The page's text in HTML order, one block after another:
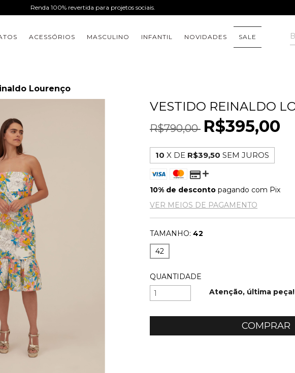
Renda 100% revertida para projetos sociais.
ACESSÓRIOS MASCULINO INFANTIL NOVIDADES SALE
Lourenço
VESTIDO REINALDO
R$790,00 R$395,00
10 X DE R$39,50 SEM JUROS
10% de desconto pagando com Pix
VER MEIOS DE PAGAMENTO
TAMANHO: 42
42
QUANTIDADE
Atenção, última peça!